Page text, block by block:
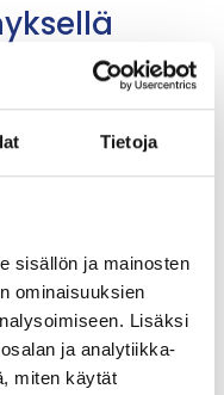
Tietoja
sisällön ja mainosten
ominaisuuksien
Lisäksi
ja analytiikka-
miten käytät